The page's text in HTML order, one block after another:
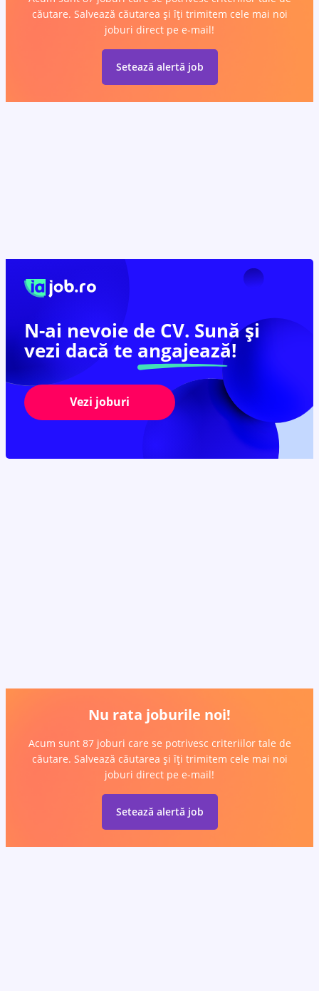
N-ai nevoie de CV. Sună și
vezi dacă te angajează!
Vezi joburi
căutare. Salvează căutarea și îți trimitem cele mai noi
joburi direct pe e-mail!
Setează alertă job
Nu rata joburile noi!
Acum sunt 87 joburi care se potrivesc criteriilor tale de
căutare. Salvează căutarea și îți trimitem cele mai noi
joburi direct pe e-mail!
Setează alertă job